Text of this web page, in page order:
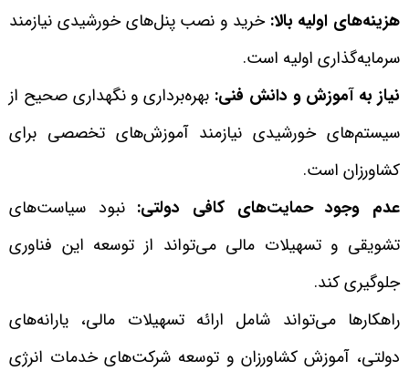
هزینه‌های اولیه بالا: خرید و نصب پنل‌های خورشیدی نیازمند
سرمایه‌گذاری اولیه است.
نیاز به آموزش و دانش فنی: بهره‌برداری و نگهداری صحیح از
سیستم‌های خورشیدی نیازمند آموزش‌های تخصصی برای
کشاورزان است.
عدم وجود حمایت‌های کافی دولتی: نبود سیاست‌های
تشویقی و تسهیلات مالی می‌تواند از توسعه این فناوری
جلوگیری کند.
راهکارها می‌تواند شامل ارائه تسهیلات مالی، یارانه‌های
دولتی، آموزش کشاورزان و توسعه شرکت‌های خدمات انرژی